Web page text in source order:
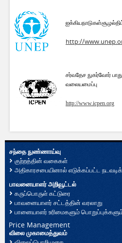
ஐக்கியநாடுகள்சூழல்
http://
சர்வதேச நுகர்வோர்
வலையமைப்பு
http://www.icpen.org
சந்தை நுண்ணாய்வு
குற்றத்தின் வகைகள்
அதிகாரசபையினால் எடுக்கப்பட்ட
பாவனையாளர் அறிவூட்டல்
கருப்பொருள் கட்டுரை
பாவனையாளர் சட்டத்தின் வரலாறு
பானையாளர் உரிமைகளும்
Price Management
விலை முகாமைத்துவம்